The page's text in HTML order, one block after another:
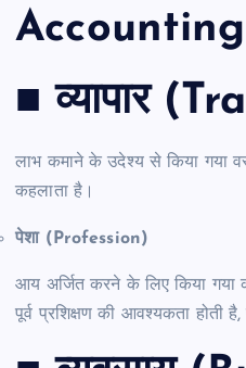
■ व्यापार
लाभ कमाने के उदेश्य से किया गया
कहलाता है।
पेशा (Profession)
आय अर्जित करने के लिए किया गया
पूर्व प्रशिक्षण की आवश्यकता होती